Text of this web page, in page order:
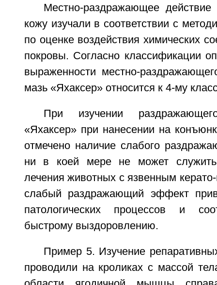
Местно-раздражающее
кожу изучали в соответствии с
по оценке воздействия химических
покровы. Согласно классификации
выраженности местно-
мазь «Яхаксер» относится к 4-му
При изучении
«Яхаксер» при нанесении на
отмечено наличие слабого
ни в коей мере не может служить
лечения животных с язвенным
слабый раздражающий эффект
патологических процессов и
быстрому выздоровлению.
Пример 5. Изучение
проводили на кроликах с массой